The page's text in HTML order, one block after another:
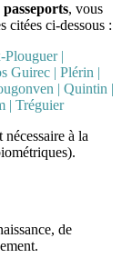
, vous
citées ci-dessous :
Plouguer |
Guirec | Plérin |
| Quintin |
| Tréguier
à la
de